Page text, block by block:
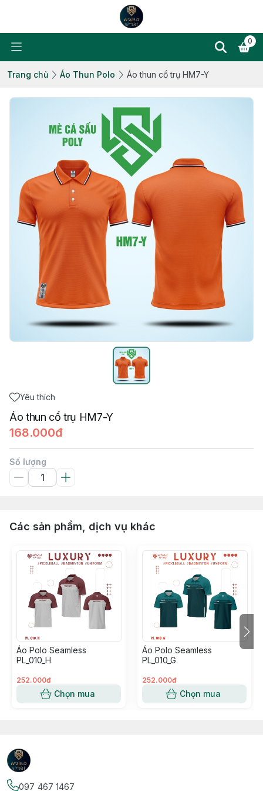
0
Trang chủ Áo Thun Polo Áo thun cổ trụ HM7-Y
Yêu thích
Áo thun cổ trụ HM7-Y
168.000đ
Số lượng
Các sản phẩm, dịch vụ khác
Áo Polo Seamless
PL_010_H
252.000đ
Chọn mua
Áo Polo Seamless
PL_010_G
252.000đ
Chọn mua
097 467 1467